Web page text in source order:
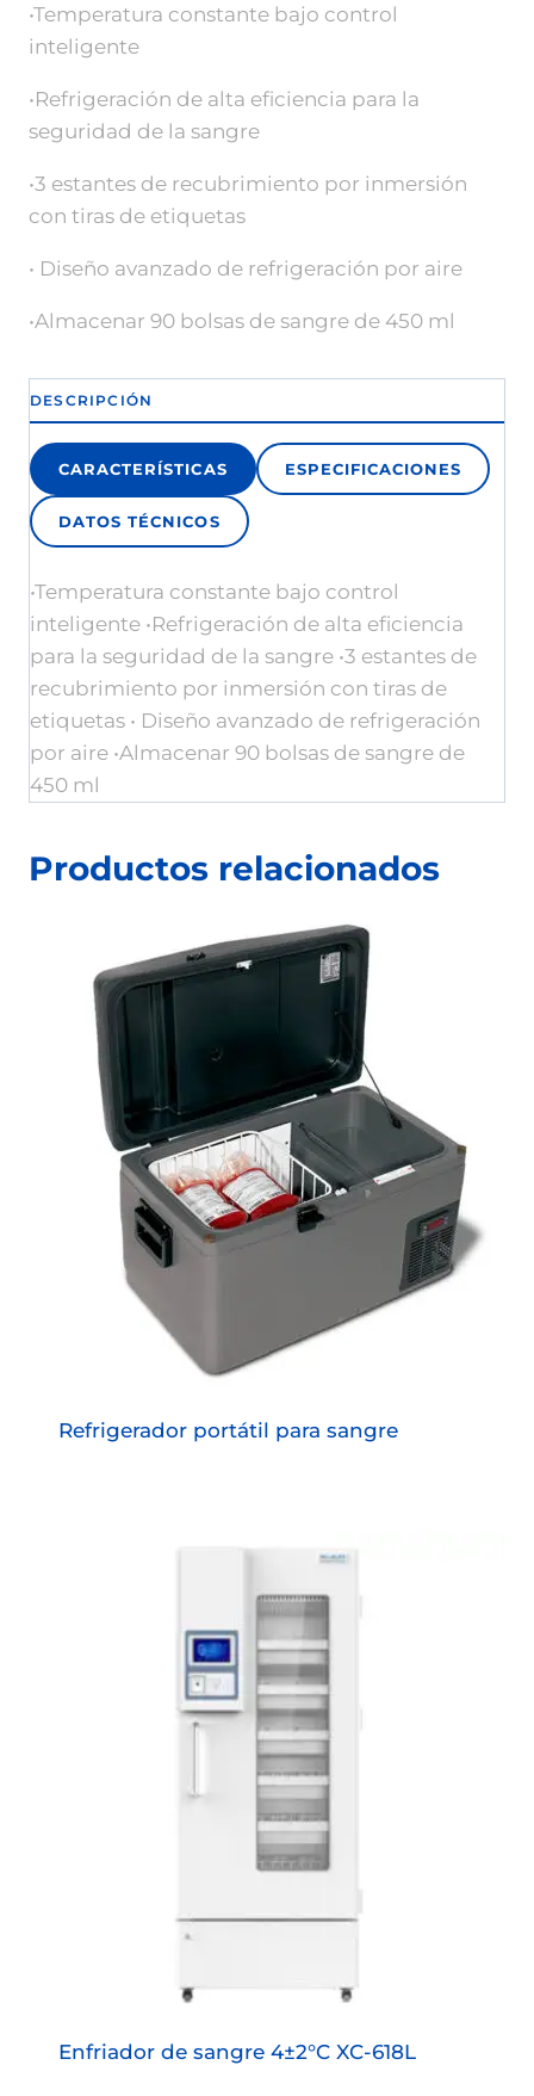
•Temperatura constante bajo control
inteligente
•Refrigeración de alta eficiencia para la
seguridad de la sangre
•3 estantes de recubrimiento por inmersión
con tiras de etiquetas
• Diseño avanzado de refrigeración por aire
•Almacenar 90 bolsas de sangre de 450 ml
DESCRIPCIÓN
CARACTERÍSTICAS ESPECIFICACIONES
DATOS TÉCNICOS
•Temperatura constante bajo control
inteligente •Refrigeración de alta eficiencia
para la seguridad de la sangre •3 estantes de
recubrimiento por inmersión con tiras de
etiquetas • Diseño avanzado de refrigeración
por aire •Almacenar 90 bolsas de sangre de
450 ml
Productos relacionados
Refrigerador portátil para sangre
Enfriador de sangre 4±2°C XC-618L